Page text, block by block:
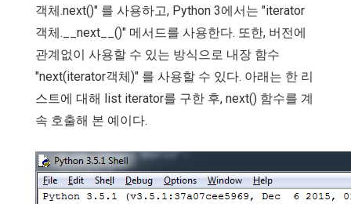
객체.next()" 를 사용하고, Python 3에서는 "iterator
객체.__next__()" 메서드를 사용한다. 또한, 버전에
관계없이 사용할 수 있는 방식으로 내장 함수
"next(iterator객체)" 를 사용할 수 있다. 아래는 한 리
스트에 대해 list iterator를 구한 후, next() 함수를 계
속 호출해 본 예이다.